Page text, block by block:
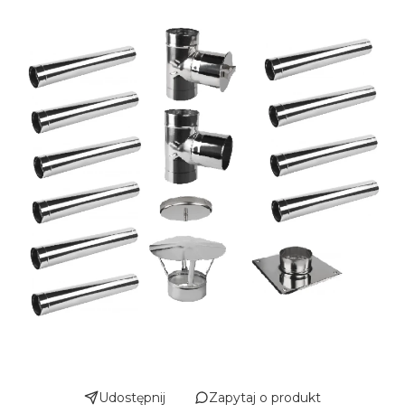
Udostępnij Zapytaj o produkt